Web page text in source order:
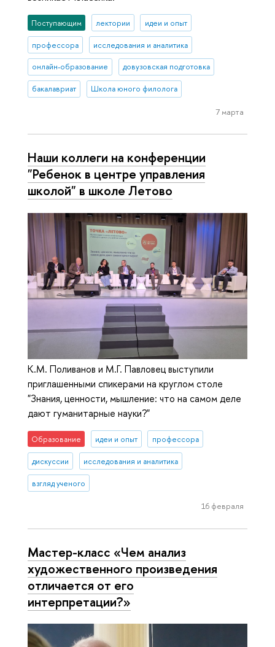
Поступающим лектории идеи и опыт
профессора исследования и аналитика
онлайн-образование довузовская подготовка
бакалавриат Школа юного филолога
7 марта
Наши коллеги на конференции
"Ребенок в центре управления
школой" в школе Летово
К.М. Поливанов и М.Г. Павловец выступили
приглашенными спикерами на круглом столе
"Знания, ценности, мышление: что на самом деле
дают гуманитарные науки?"
Образование идеи и опыт профессора
дискуссии исследования и аналитика
взгляд ученого
16 февраля
Мастер-класс «Чем анализ
художественного произведения
отличается от его
интерпретации?»